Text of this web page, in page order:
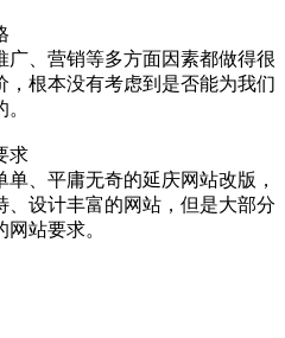
、营销等多方面因素都做得很
根本没有考虑到是否能为我们
、平庸无奇的延庆网站改版，
设计丰富的网站，但是大部分
站要求。